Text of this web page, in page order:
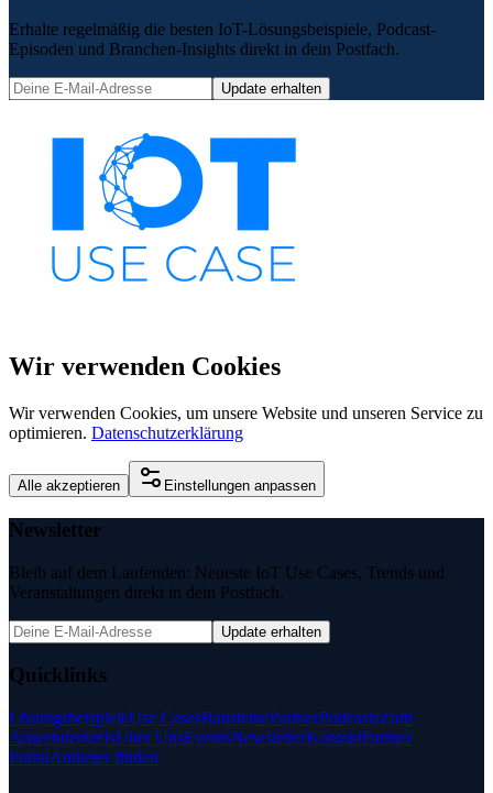
Erhalte regelmäßig die besten IoT-Lösungsbeispiele, Podcast-
Episoden und Branchen-Insights direkt in dein Postfach.
Update erhalten
Wir verwenden Cookies
Wir verwenden Cookies, um unsere Website und unseren Service zu
optimieren. Datenschutzerklärung
Alle akzeptieren Einstellungen anpassen
Newsletter
Bleib auf dem Laufenden: Neueste IoT Use Cases, Trends und
Veranstaltungen direkt in dein Postfach.
Update erhalten
Quicklinks
LösungsbeispieleUse CasesBausteinePartnerPodcastsZum
AnwenderkreisÜber UnsEventsNewsletterKontaktPartner
PortalAnbieter finden